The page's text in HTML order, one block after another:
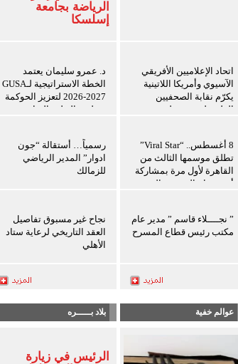
اتحاد الإعلاميين الأفريقي
الآسيوي وأمريكا اللاتينية
يكرّم نقابة الصحفيين
الفلسطينيين ويعلن توسيع
8 أغسطس.. “Viral Star”
تطلق موسمها الثالث من
القاهرة لأول مرة بمشاركة
أبرز صناع المحتوى العرب
” نجــــلاء قاسم ” مدير عام
مكتب رئيس قطاع المسرح
الرياضة بجامعة
إسلسكا
د. عمرو سليمان يعتمد
الخطة الاستراتيجية لـGUSA
2026-2027 لتعزيز الحوكمة
وتطوير التعليم الرياضي
رسمياً… أستقالة “جون
ادوار” المدير الرياضي
للزمالك
نجاح غير مسبوق تفاصيل
العقد التاريخي لرعاية ستاد
الأهلي
عوالم خفية بلاد بـــــره
الرئيس في زيارة